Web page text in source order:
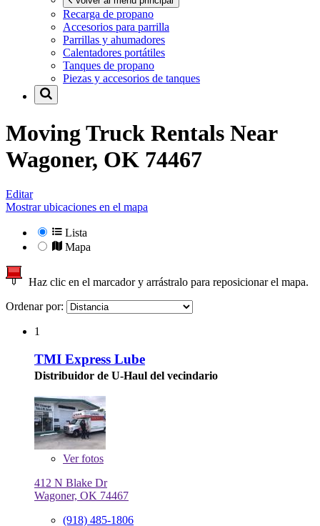
Recarga de propano
Accesorios para parrilla
Parrillas y ahumadores
Calentadores portátiles
Tanques de propano
Piezas y accesorios de tanques
Moving Truck Rentals Near
Wagoner, OK 74467
Editar
Mostrar ubicaciones en el mapa
Lista
Mapa
Haz clic en el marcador y arrástralo para reposicionar el mapa.
Ordenar por:
1
TMI Express Lube
Distribuidor de U-Haul del vecindario
Verfotos
412 N Blake Dr
Wagoner, OK 74467
(918) 485-1806